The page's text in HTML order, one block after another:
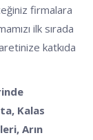
firmalara
ilk sırada
katkıda
Kalas
Arın